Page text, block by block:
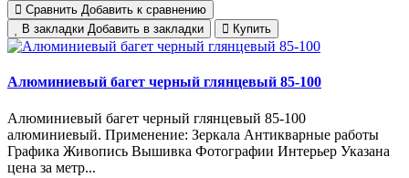
Сравнить Добавить к сравнению
В закладки Добавить в закладки Купить
Алюминиевый багет черный глянцевый 85-100
Алюминиевый багет черный глянцевый 85-100
алюминиевый. Применение: Зеркала Антикварные работы
Графика Живопись Вышивка Фотографии Интерьер Указана
цена за метр...